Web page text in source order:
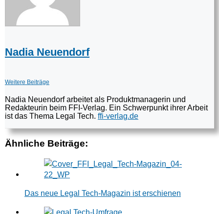
Nadia Neuendorf
Weitere Beiträge
Nadia Neuendorf arbeitet als Produktmanagerin und
Redakteurin beim FFI-Verlag. Ein Schwerpunkt ihrer Arbeit
ist das Thema Legal Tech. ffi-verlag.de
Ähnliche Beiträge:
Das neue Legal Tech-Magazin ist erschienen